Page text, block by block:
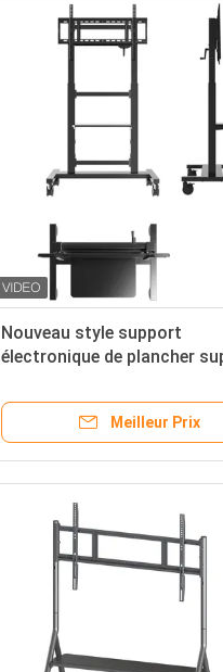
Nouveau style support
électronique de plancher
support mobile mobile
chariot et chariotMeilleur Prix